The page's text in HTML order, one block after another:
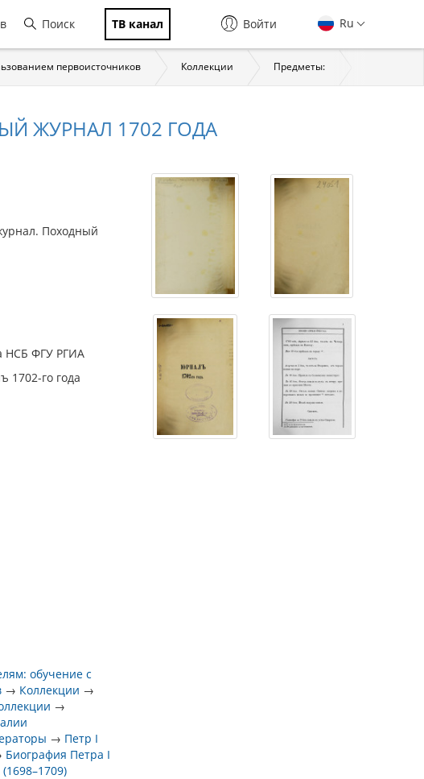
Поиск ТВ канал Ru
Войти
первоисточников Коллекции Предметы:
ЖУРНАЛ 1702 ГОДА
Походный
НСБ ФГУ РГИА
1702-го года
обучение с
→ Коллекции →
→
→ Петр I
Биография Петра I